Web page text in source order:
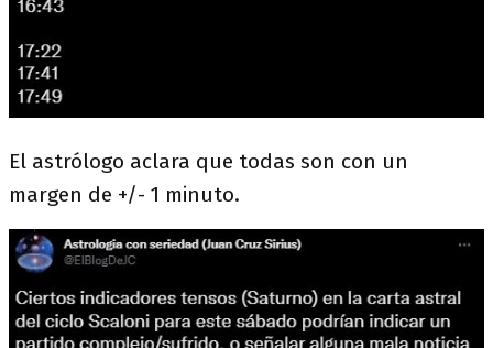
El astrólogo aclara que todas son con un
margen de +/- 1 minuto.